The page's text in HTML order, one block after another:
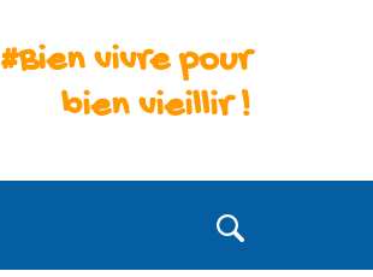
#Bien vivre pour
bien vieillir !